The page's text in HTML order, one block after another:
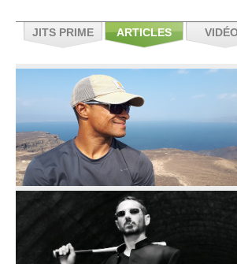
JITS PRIME ARTICLES